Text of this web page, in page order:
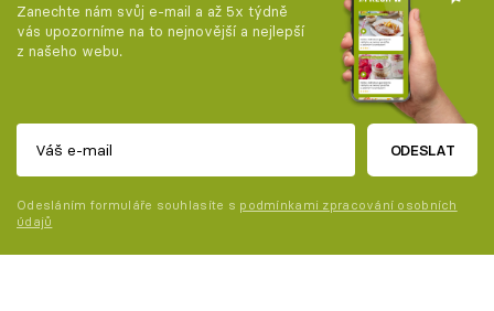
Zanechte nám svůj e-mail a až 5x týdně
vás upozorníme na to nejnovější a nejlepší
z našeho webu.
ODESLAT
Odesláním formuláře souhlasíte s podmínkami zpracování osobních
údajů